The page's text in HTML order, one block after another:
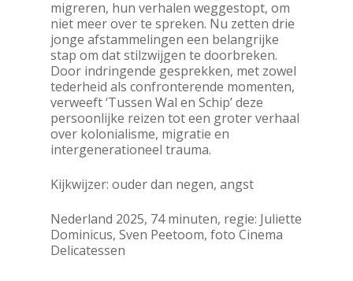
migreren, hun verhalen weggestopt, om
niet meer over te spreken. Nu zetten drie
jonge afstammelingen een belangrijke
stap om dat stilzwijgen te doorbreken.
Door indringende gesprekken, met zowel
tederheid als confronterende momenten,
verweeft ‘Tussen Wal en Schip’ deze
persoonlijke reizen tot een groter verhaal
over kolonialisme, migratie en
intergenerationeel trauma.
Kijkwijzer: ouder dan negen, angst
Nederland 2025, 74 minuten, regie: Juliette
Dominicus, Sven Peetoom, foto Cinema
Delicatessen